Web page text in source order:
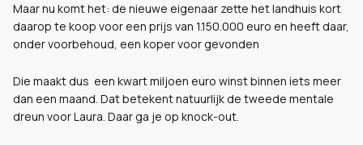
Maar nu komt het: de nieuwe eigenaar zette het landhuis kort
daarop te koop voor een prijs van 1.150.000 euro en heeft daar,
onder voorbehoud, een koper voor gevonden
Die maakt dus een kwart miljoen euro winst binnen iets meer
dan een maand. Dat betekent natuurlijk de tweede mentale
dreun voor Laura. Daar ga je op knock-out.